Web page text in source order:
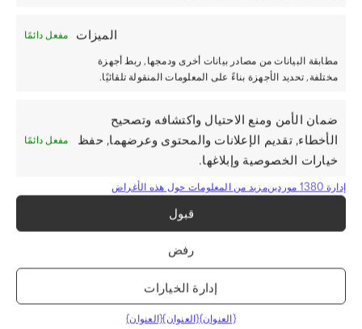
الميزات مفعل دائمًا
مطابقة البيانات من مصادر بيانات أخرى ودمجها, ربط أجهزة
مختلفة, تحديد الأجهزة بناءً على المعلومات المنقولة تلقائيًا.
ضمان الأمن ومنع الاحتيال واكتشافه وتصحيح
الأخطاء, تقديم الإعلانات والمحتوى وعرضهما, حفظ
خيارات الخصوصية وإبلاغها.
مفعل دائمًا
إدارة 1380 موردين مزيد من المعلومات حول هذه الأغراض
قبول
رفض
إدارة الخيارات
{العنوان}{العنوان}{العنوان}